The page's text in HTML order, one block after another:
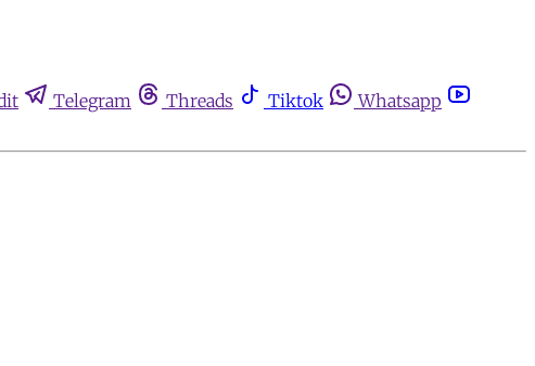
Telegram Threads Tiktok
Whatsapp